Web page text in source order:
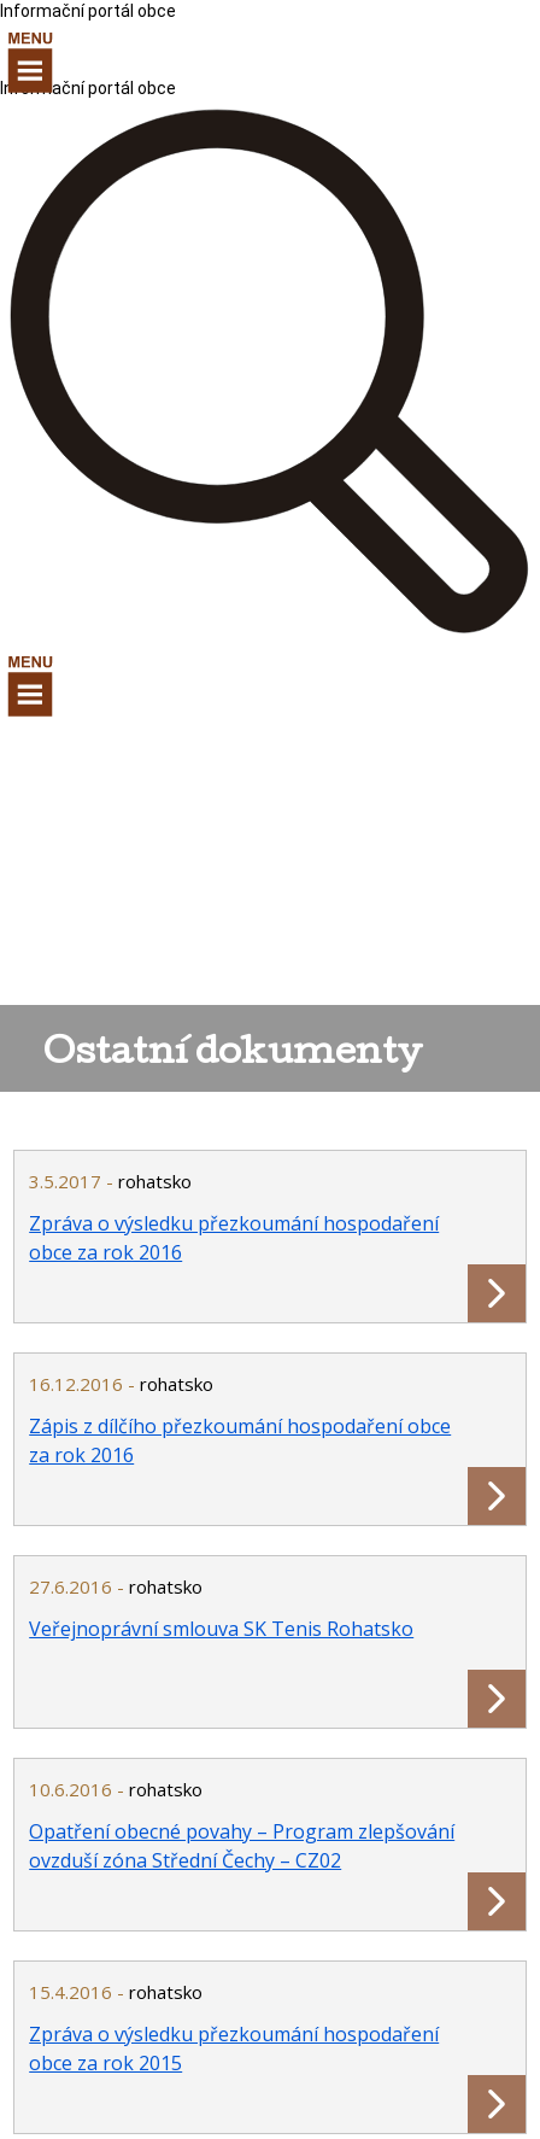
Informační portál obce
Informační portál obce
Ostatní dokumenty
Zpráva o výsledku přezkoumání hospodaření
obce za rok 2016
3.5.2017 -rohatsko
Zápis z dílčího přezkoumání hospodaření obce
za rok 2016
16.12.2016 -rohatsko
Veřejnoprávní smlouva SK Tenis Rohatsko
27.6.2016 -rohatsko
Opatření obecné povahy – Program zlepšování
ovzduší zóna Střední Čechy – CZ02
10.6.2016 -rohatsko
Zpráva o výsledku přezkoumání hospodaření
obce za rok 2015
15.4.2016 -rohatsko